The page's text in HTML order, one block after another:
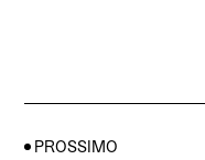
PROSSIMO